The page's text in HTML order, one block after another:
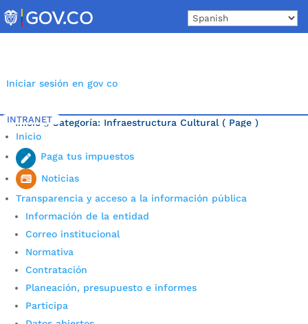
to
content
Iniciar sesión en gov co
INTRANET
Inicio
Paga tus impuestos
Noticias
Transparencia y acceso a la información pública
Información de la entidad
Correo institucional
Normativa
Contratación
Planeación, presupuesto e informes
Participa
Inicio 5 Categoría: Infraestructura Cultural ( Page )
Última noticia.